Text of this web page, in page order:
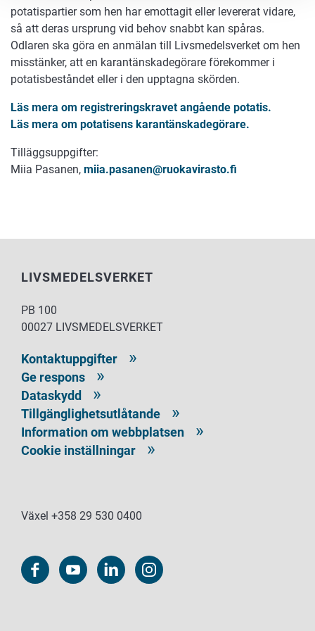
potatispartier som hen har emottagit eller levererat vidare,
så att deras ursprung vid behov snabbt kan spåras.
Odlaren ska göra en anmälan till Livsmedelsverket om hen
misstänker, att en karantänskadegörare förekommer i
potatisbeståndet eller i den upptagna skörden.
Läs mera om registreringskravet angående potatis.
Läs mera om potatisens karantänskadegörare.
Tilläggsuppgifter:
Miia Pasanen, miia.pasanen@ruokavirasto.fi
LIVSMEDELSVERKET
PB 100
00027 LIVSMEDELSVERKET
Kontaktuppgifter
Ge respons
Dataskydd
Tillgänglighetsutlåtande
Information om webbplatsen
Cookie inställningar
Växel +358 29 530 0400